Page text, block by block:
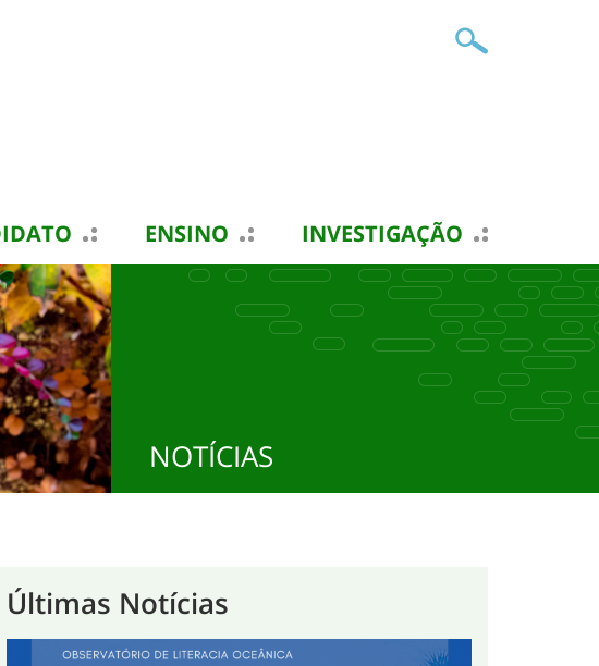
ENSINO INVESTIGAÇÃO
NOTÍCIAS
Últimas Notícias